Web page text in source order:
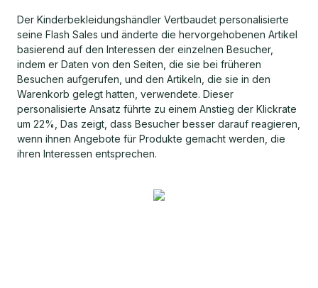
Der Kinderbekleidungshändler Vertbaudet personalisierte
seine Flash Sales und änderte die hervorgehobenen Artikel
basierend auf den Interessen der einzelnen Besucher,
indem er Daten von den Seiten, die sie bei früheren
Besuchen aufgerufen, und den Artikeln, die sie in den
Warenkorb gelegt hatten, verwendete. Dieser
personalisierte Ansatz führte zu einem Anstieg der Klickrate
um 22%, Das zeigt, dass Besucher besser darauf reagieren,
wenn ihnen Angebote für Produkte gemacht werden, die
ihren Interessen entsprechen.